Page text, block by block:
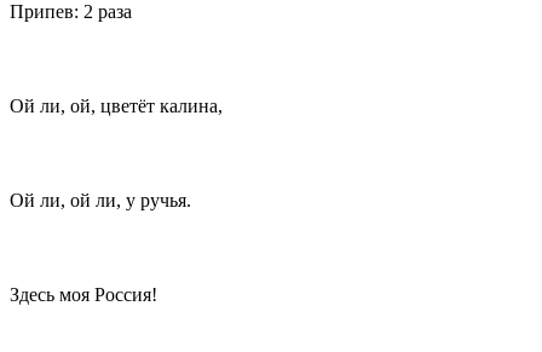
Припев: 2 раза
Ой ли, ой, цветёт калина,
Ой ли, ой ли, у ручья.
Здесь моя Россия!